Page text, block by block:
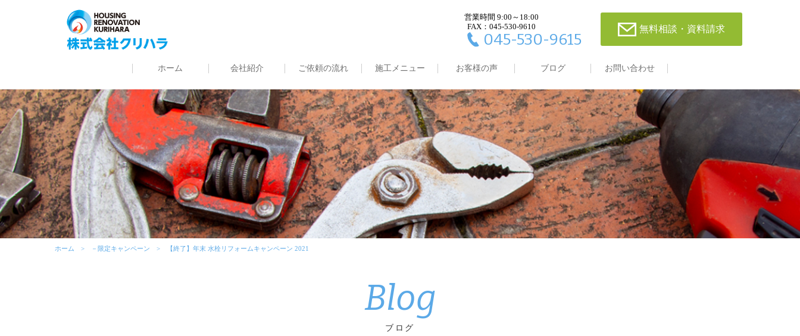
営業時間 9:00～18:00
FAX：045-530-9610
045-530-9615
無料相談・資料請求
ホーム 会社紹介 ご依頼の流れ 施工メニュー お客様の声 ブログ お問い合わせ
ホーム －限定キャンペーン 【終了】年末 水栓リフォームキャンペーン 2021
Blog
ブログ